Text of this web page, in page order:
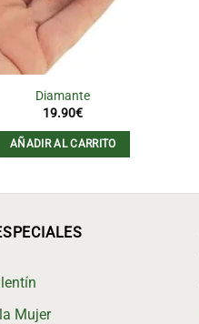
Diamante
19.90€
AÑADIR AL CARRITO
Mujer